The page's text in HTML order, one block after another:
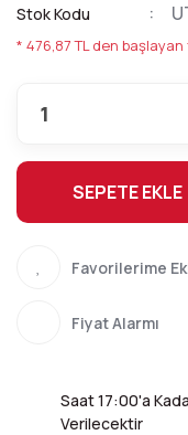
Stok Kodu
* 476,87 TL den
SEPETE EKLE
Fiyat Alarmı
Saat 17:00'a
Verilecektir